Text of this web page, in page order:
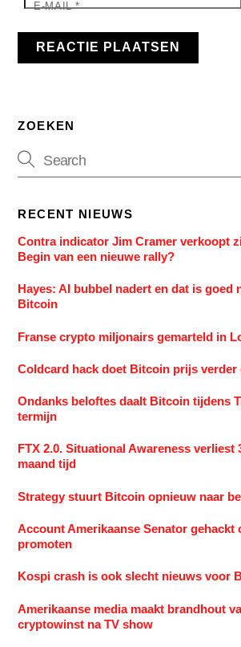
E-MAIL*
ZOEKEN
RECENT NIEUWS
Contra indicator Jim Cramer verkoopt
Begin van een nieuwe rally?
Hayes: AI bubbel nadert en dat is goed
Bitcoin
Franse crypto miljonairs gemarteld in
Coldcard hack doet Bitcoin prijs verder
Ondanks beloftes daalt Bitcoin tijdens
termijn
FTX 2.0. Situational Awareness verliest
maand tijd
Strategy stuurt Bitcoin opnieuw naar
Account Amerikaanse Senator gehackt
promoten
Kospi crash is ook slecht nieuws voor
Amerikaanse media maakt brandhout
cryptowinst na TV show